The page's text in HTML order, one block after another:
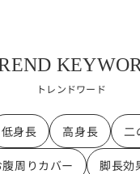
トレンドワード
低身長 高身長 二
腹周りカバー 脚長効